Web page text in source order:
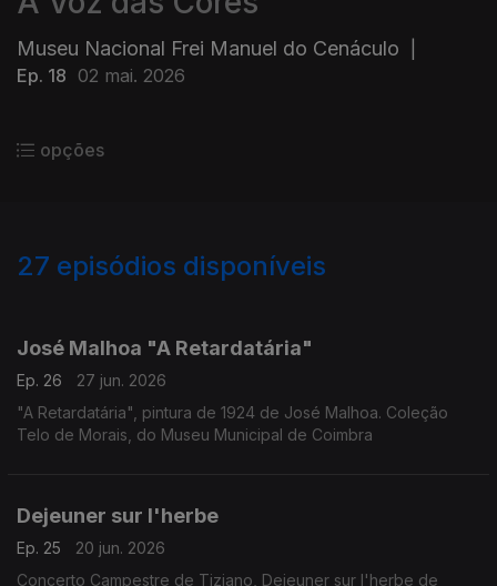
Museu Nacional Frei Manuel do Cenáculo
Ep. 18 02 mai. 2026
opções
27 episódios disponíveis
José Malhoa "A Retardatária"
Ep. 26
27 jun. 2026
"A Retardatária", pintura de 1924 de José Malhoa. Coleção
Telo de Morais, do Museu Municipal de Coimbra
Dejeuner sur l'herbe
Ep. 25
20 jun. 2026
Concerto Campestre de Tiziano, Dejeuner sur l'herbe de